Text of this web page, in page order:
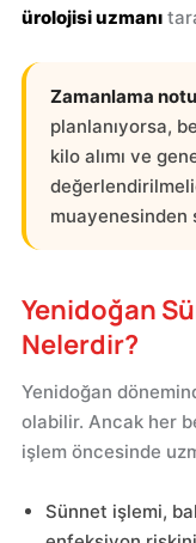
ürolojisi uzmanı
Zamanlama
planlanıyorsa,
kilo alımı ve
muayenesinden
Yenidoğan
Nelerdir?
Yenidoğan
olabilir. Ancak her
işlem öncesinde
Sünnet işlemi,